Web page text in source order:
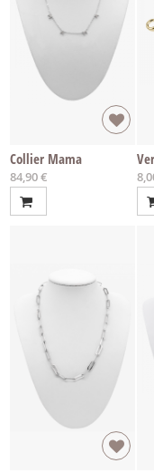
Collier Mama
84,90 €